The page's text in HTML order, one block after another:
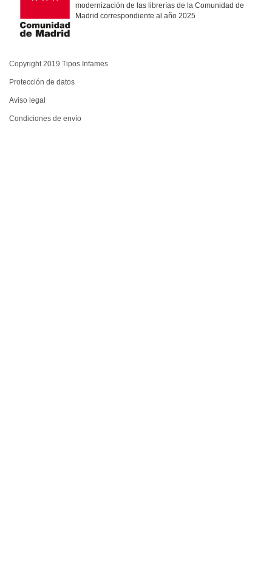
modernización de las librerías de la Comunidad de
Madrid correspondiente al año 2025
Copyright 2019 Tipos Infames
Protección de datos
Aviso legal
Condiciones de envío